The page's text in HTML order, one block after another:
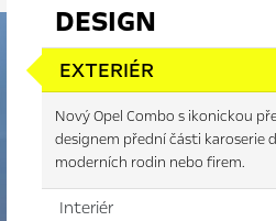
DESIGN
EXTERIÉR
Nový Opel Combo s ikonickou
designem přední části karoserie
moderních rodin nebo firem.
Interiér